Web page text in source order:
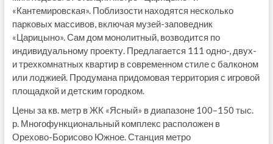
«Кантемировская». Поблизости находятся несколько
парковых массивов, включая музей-заповедник
«Царицыно». Сам дом монолитный, возводится по
индивидуальному проекту. Предлагается 111 одно-, двух-
и трехкомнатных квартир в современном стиле с балконом
или лоджией. Продумана придомовая территория с игровой
площадкой и детским городком.
Цены за кв. метр в ЖК «Ясный» в диапазоне 100–150 тыс.
р. Многофункциональный комплекс расположен в
Орехово-Борисово Южное. Станция метро